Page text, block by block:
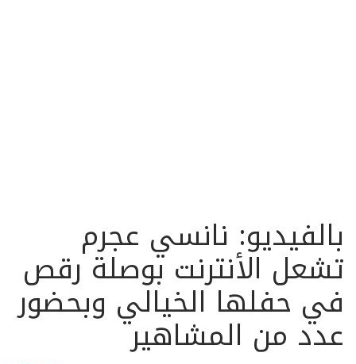
بالفيديو: نانسي عجرم
تشعل الأنترنت بوصلة رقص
في حفلها الخيالي وبحضور
عدد من المشاهير